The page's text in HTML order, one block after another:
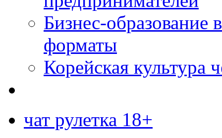
Бизнес-образование
форматы
Корейская культура
чат рулетка 18+